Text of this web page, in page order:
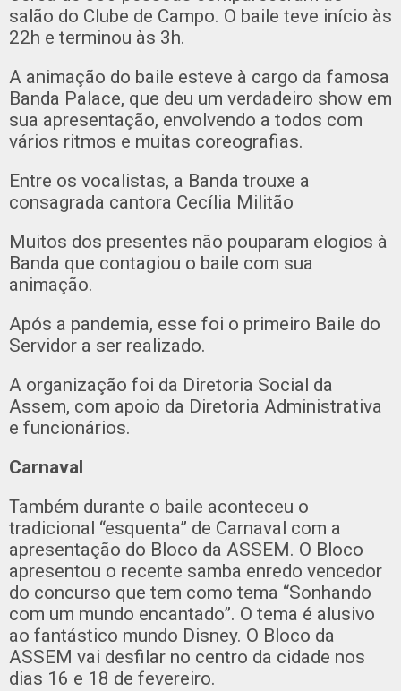
salão do Clube de Campo. O baile teve início às
22h e terminou às 3h.
A animação do baile esteve à cargo da famosa
Banda Palace, que deu um verdadeiro show em
sua apresentação, envolvendo a todos com
vários ritmos e muitas coreografias.
Entre os vocalistas, a Banda trouxe a
consagrada cantora Cecília Militão
Muitos dos presentes não pouparam elogios à
Banda que contagiou o baile com sua
animação.
Após a pandemia, esse foi o primeiro Baile do
Servidor a ser realizado.
A organização foi da Diretoria Social da
Assem, com apoio da Diretoria Administrativa
e funcionários.
Carnaval
Também durante o baile aconteceu o
tradicional “esquenta” de Carnaval com a
apresentação do Bloco da ASSEM. O Bloco
apresentou o recente samba enredo vencedor
do concurso que tem como tema “Sonhando
com um mundo encantado”. O tema é alusivo
ao fantástico mundo Disney. O Bloco da
ASSEM vai desfilar no centro da cidade nos
dias 16 e 18 de fevereiro.